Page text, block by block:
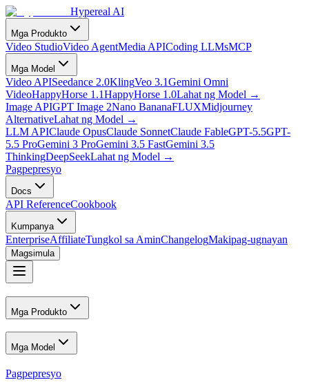
Hypereal AI
Mga Produkto
Video StudioVideo AgentMedia APICoding LLMsMCP
Mga Model
Video APISeedance 2.0KlingVeo 3.1Gemini Omni
VideoHappyHorse 1.1HappyHorse 1.0Lahat ng Model →
Image APIGPT Image 2Nano BananaFLUXMidjourney
AlternativeLahat ng Model →
LLM APIClaude OpusClaude SonnetClaude FableGPT-5.5GPT-
5.5 ProGemini 3 ProGemini 3.5 FastGemini 3.5
ThinkingDeepSeekLahat ng Model →
Pagpepresyo
Docs
API ReferenceCookbook
Kumpanya
EnterpriseAffiliateTungkol sa AminChangelogMakipag-ugnayan
Magsimula
Mga Produkto
Mga Model
Pagpepresyo